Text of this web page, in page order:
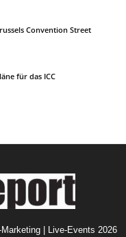
Convention Street
für das ICC
| Live-Events 2026